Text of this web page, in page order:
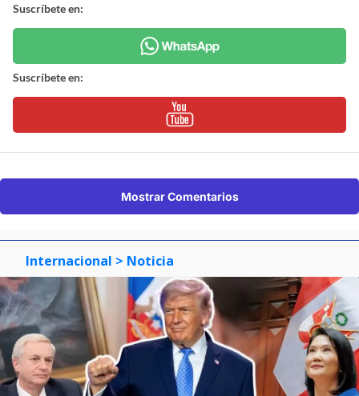
Suscríbete en:
Suscríbete en:
Mostrar Comentarios
Internacional > Noticia